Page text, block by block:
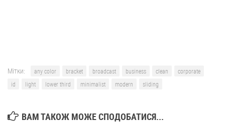
Мітки: any color bracket broadcast business clean
corporate
id
light lower third minimalist modern sliding
ВАМ ТАКОЖ МОЖЕ СПОДОБАТИСЯ...